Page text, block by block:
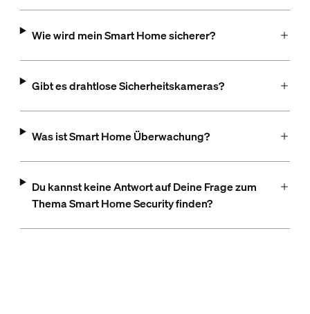
Wie wird mein Smart Home sicherer?
Gibt es drahtlose Sicherheitskameras?
Was ist Smart Home Überwachung?
Du kannst keine Antwort auf Deine Frage zum
Thema Smart Home Security finden?